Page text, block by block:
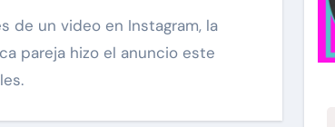
pareja hizo el anuncio este